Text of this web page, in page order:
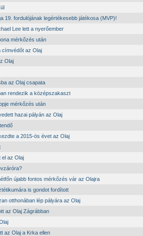
19. fordulójának legértékesebb játékosa (MVP)!
Lee lett a nyerőember
mérkőzés után
címvédőt az Olaj
Olaj
az Olaj csapata
rendezik a középszakaszt
mérkőzés után
hazai pályán az Olaj
a 2015-ös évet az Olaj
el az Olaj
újabb fontos mérkőzés vár az Olajra
is gondot fordított
otthonában lép pályára az Olaj
az Olaj Zágrábban
az Olaj a Krka ellen